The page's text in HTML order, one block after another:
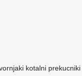
kotalni prekucniki